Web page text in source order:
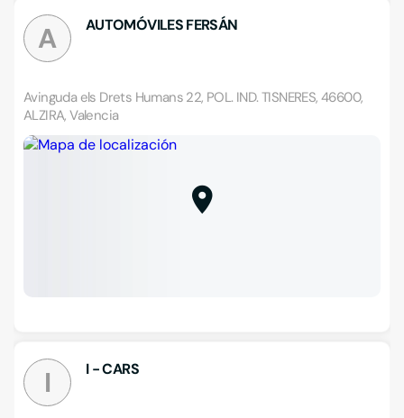
A AUTOMÓVILES FERSÁN
Avinguda els Drets Humans 22, POL. IND. TISNERES, 46600,
ALZIRA, Valencia
I I - CARS